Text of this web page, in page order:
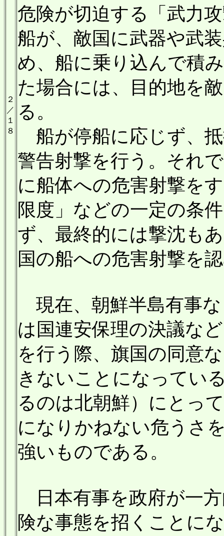
２
／
１
８
危険が切迫する「武力
船が、敵国に武器や武
め、船に乗り込んで積
た場合には、目的地を
る。
船が停船に応じず、
警告射撃を行う。それ
に船体への危害射撃を
限度」などの一定の条
ず、最終的には撃沈も
国の船への危害射撃を
現在、朝鮮半島有事
は国連安保理の決議な
を行う際、旗国の同意
きないことになってい
るのは北朝鮮）にとっ
になりかねない危うさ
強いものである。
日本有事を政府が一
険な事態を招くことに